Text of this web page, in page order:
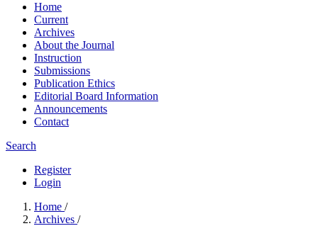
Home
Current
Archives
About the Journal
Instruction
Submissions
Publication Ethics
Editorial Board Information
Announcements
Contact
Search
Register
Login
Home /
Archives /